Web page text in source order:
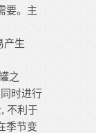
要。主
产生
之
时进行
不利于
季节变